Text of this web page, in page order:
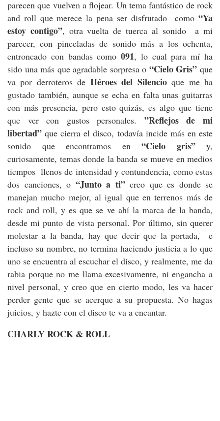
parecen que vuelven a flojear. Un tema fantástico de rock
and roll que merece la pena ser disfrutado como “Ya
estoy contigo”, otra vuelta de tuerca al sonido a mi
parecer, con pinceladas de sonido más a los ochenta,
entroncado con bandas como091, lo cual para mí ha
sido una más que agradable sorpresa o “Cielo Gris” que
va por derroteros de Héroes del Silencioque me ha
gustado también, aunque se echa en falta unas guitarras
con más presencia, pero esto quizás, es algo que tiene
que ver con gustos personales. ”Reflejos de mi
libertad” que cierra el disco, todavía incide más en este
sonido que encontramos en “Cielo gris”y,
curiosamente, temas donde la banda se mueve en medios
tiempos llenos de intensidad y contundencia, como estas
dos canciones, o “Junto a ti”creo que es donde se
manejan mucho mejor, al igual que en terrenos más de
rock and roll, y es que se ve ahí la marca de la banda,
desde mi punto de vista personal. Por último, sin querer
molestar a la banda, hay que decir que la portada, e
incluso su nombre, no termina haciendo justicia a lo que
uno se encuentra al escuchar el disco, y realmente, me da
rabia porque no me llama excesivamente, ni engancha a
nivel personal, y creo que en cierto modo, les va hacer
perder gente que se acerque a su propuesta. No hagas
juicios, y hazte con el disco te va a encantar.
CHARLY ROCK & ROLL